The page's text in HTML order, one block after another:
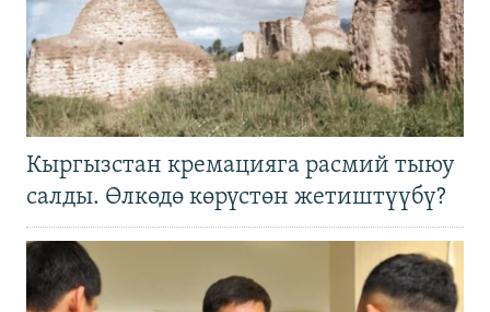
Кыргызстан кремацияга расмий тыюу
салды. Өлкөдө көрүстөн жетиштүүбү?